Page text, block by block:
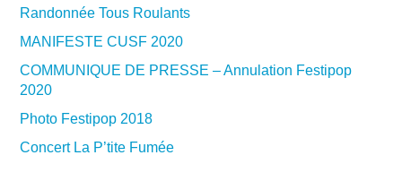
Randonnée Tous Roulants
MANIFESTE CUSF 2020
COMMUNIQUE DE PRESSE – Annulation Festipop
2020
Photo Festipop 2018
Concert La P’tite Fumée